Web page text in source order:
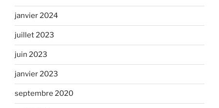
janvier 2024
juillet 2023
juin 2023
janvier 2023
septembre 2020